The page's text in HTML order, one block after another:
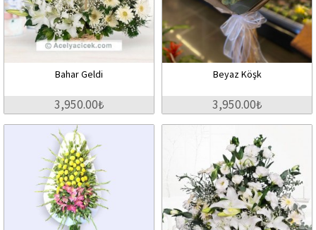
Bahar Geldi
3,950.00₺
Beyaz Köşk
3,950.00₺